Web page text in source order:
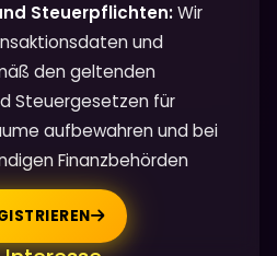
Steuerpflichten:Wir
und
den geltenden
Steuergesetzen für
aufbewahren und bei
Finanzbehörden